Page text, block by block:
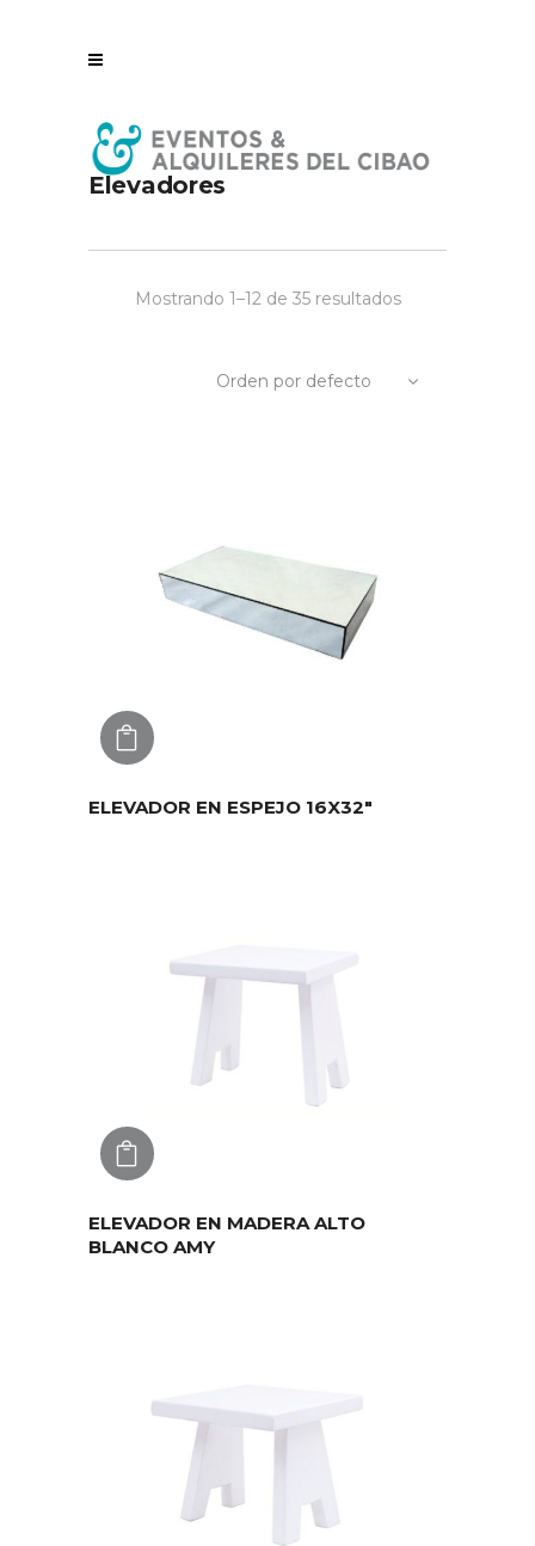
Elevadores
Mostrando 1–12 de 35 resultados
Orden por defecto
ELEVADOR EN ESPEJO 16X32″
ELEVADOR EN MADERA ALTO
BLANCO AMY